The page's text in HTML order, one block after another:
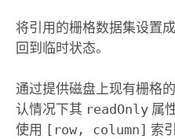
将引用的栅格数据集设置
回到临时状态。
通过提供磁盘上现有栅格
认情况下其 readOnly属
使用 [row, column] 索